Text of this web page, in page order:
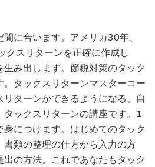
ではなく、
めの相談時間 としてご利用い
に合います。アメリカ30年、
クスリターンを正確に作成し
み出します。節税対策のタック
タックスリターンマスターコー
ターンができるようになる。自
ックスリターンの講座です。1
につけます。はじめてのタック
類の整理の仕方から入力の方
の方法。これであなたもタック